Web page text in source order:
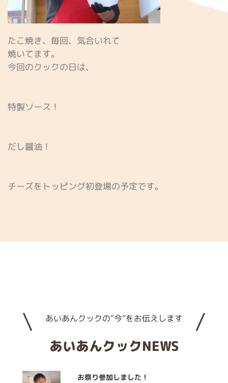
たこ焼き、毎回、気合いれて
焼いてます。
今回のクックの日は、
特製ソース！
だし醤油！
チーズをトッピング初登場の予定です。
あいあんクックの”今”をお伝えします
あいあんクックNEWS
お祭り参加しました！